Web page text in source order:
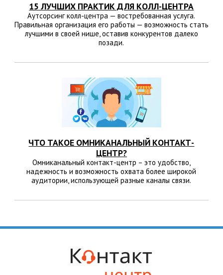
15 ЛУЧШИХ ПРАКТИК ДЛЯ КОЛЛ-ЦЕНТРА
Аутсорсинг колл-центра — востребованная услуга.
Правильная организация его работы — возможность стать
лучшими в своей нише, оставив конкурентов далеко
позади.
ЧТО ТАКОЕ ОМНИКАНАЛЬНЫЙ КОНТАКТ-
ЦЕНТР?
Омниканальный контакт-центр – это удобство,
надежность и возможность охвата более широкой
аудитории, использующей разные каналы связи.